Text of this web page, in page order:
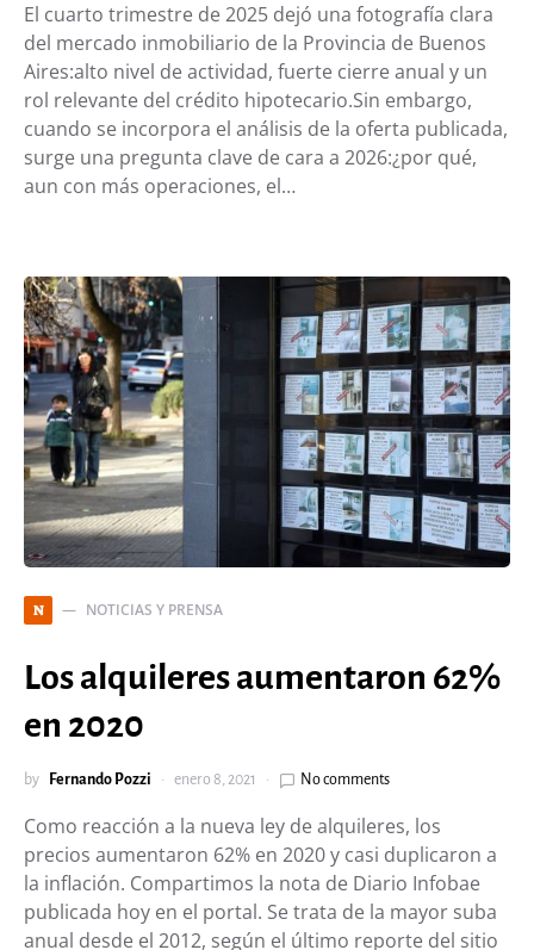
El cuarto trimestre de 2025 dejó una fotografía clara
del mercado inmobiliario de la Provincia de Buenos
Aires:alto nivel de actividad, fuerte cierre anual y un
rol relevante del crédito hipotecario.Sin embargo,
cuando se incorpora el análisis de la oferta publicada,
surge una pregunta clave de cara a 2026:¿por qué,
aun con más operaciones, el…
N NOTICIAS Y PRENSA
Los alquileres aumentaron 62%
en 2020
by Fernando Pozzi enero 8, 2021 No comments
Como reacción a la nueva ley de alquileres, los
precios aumentaron 62% en 2020 y casi duplicaron a
la inflación. Compartimos la nota de Diario Infobae
publicada hoy en el portal. Se trata de la mayor suba
anual desde el 2012, según el último reporte del sitio